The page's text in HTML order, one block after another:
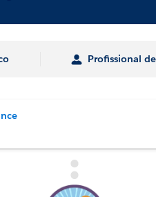
Profissional